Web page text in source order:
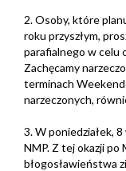
2. Osoby, które
roku przyszłym,
parafialnego w celu
Zachęcamy
terminach
narzeczonych,
3. W poniedziałek,
NMP. Z tej okazji po
błogosławieństwa